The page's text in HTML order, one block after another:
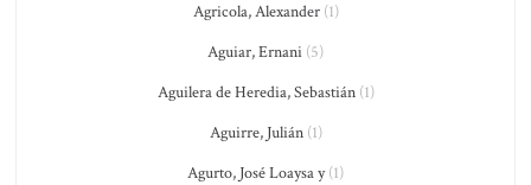
Agricola, Alexander(1)
Aguiar, Ernani (5)
Aguilera de Heredia, Sebastián(1)
Aguirre, Julián(1)
Agurto, José Loaysa y(1)